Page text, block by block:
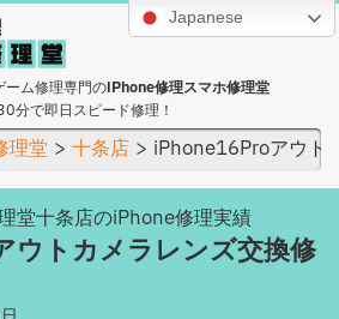
Japanese
ム修理専門のiPhone修理スマホ修理堂
分で即日スピード修理！
理堂 十条店 iPhone16Proアウト
堂十条店のiPhone修理実績
トカメラレンズ交換修